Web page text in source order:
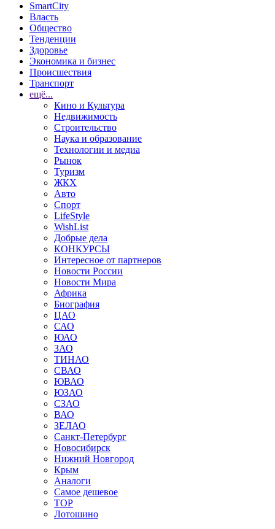
SmartCity
Власть
Общество
Тенденции
Здоровье
Экономика и бизнес
Происшествия
Транспорт
ещё...
Кино и Культура
Недвижимость
Строительство
Наука и образование
Технологии и медиа
Рынок
Туризм
ЖКХ
Авто
Спорт
LifeStyle
WishList
Добрые дела
КОНКУРСЫ
Интересное от партнеров
Новости России
Новости Мира
Африка
Биография
ЦАО
САО
ЮАО
ЗАО
ТИНАО
СВАО
ЮВАО
ЮЗАО
СЗАО
ВАО
ЗЕЛАО
Санкт-Петербург
Новосибирск
Нижний Новгород
Крым
Аналоги
Самое дешевое
TOP
Лотошино